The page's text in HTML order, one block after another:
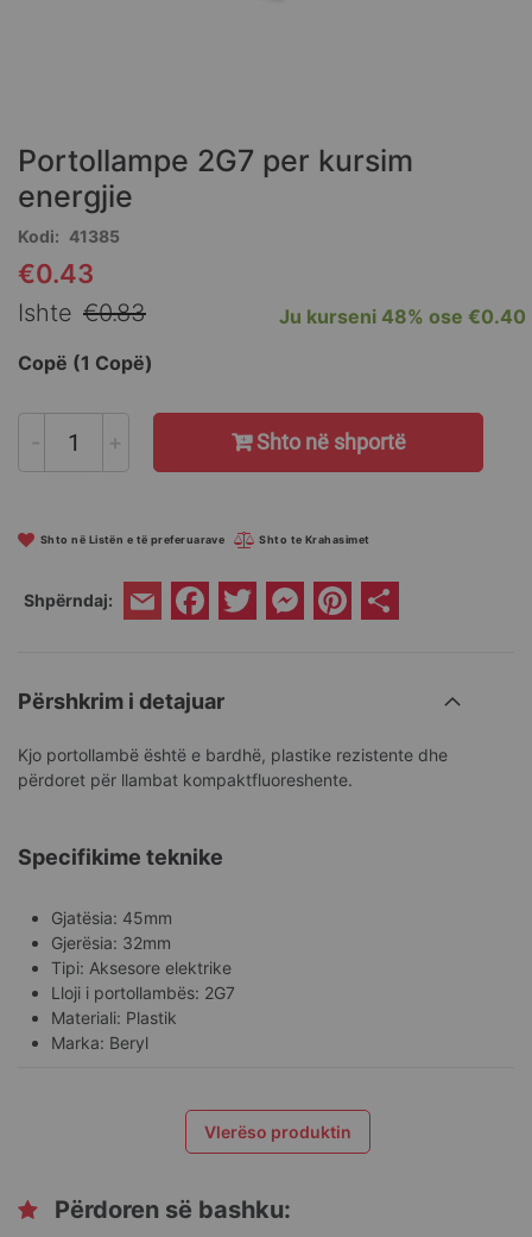
beginning
of
the
images
gallery
Portollampe 2G7 per kursim
energjie
Kodi
41385
Special
€0.43
Ishte €0.83 Ju kurseni 48% ose €0.40
Copë (1 Copë)
- + Shto në shportë
Shto në Listën e të preferuarave Shto te Krahasimet
Shpërndaj: Email Facebook
Twitter Messenger
Pinterest
Përshkrim i detajuar
Kjo portollambë është e bardhë, plastike rezistente dhe
përdoret për llambat kompaktfluoreshente.
Specifikime teknike
Gjatësia: 45mm
Gjerësia: 32mm
Tipi: Aksesore elektrike
Lloji i portollambës: 2G7
Materiali: Plastik
Marka: Beryl
Vlerëso produktin
Përdoren së bashku: